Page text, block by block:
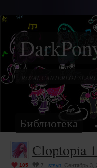
Библиотека
Cloptopia
105 7 stsyn , Сентябрь 3,